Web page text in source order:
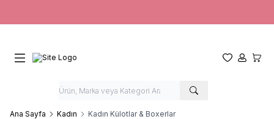
Favorilerim
Hesabım
Ana Sayfa Kadın Kadın Külotlar & Boxerlar